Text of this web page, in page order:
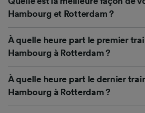
Hambourg et Rotterdam ?
À quelle heure part le premier
Hambourg à Rotterdam ?
À quelle heure part le dernier
Hambourg à Rotterdam ?